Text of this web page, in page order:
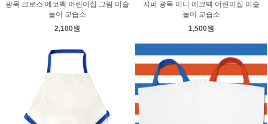
광목 크로스 에코백 어린이집 그림 미술
놀이 교습소
2,100원
지퍼 광목 미니 에코백 어린이집 미술
놀이 교습소
1,500원